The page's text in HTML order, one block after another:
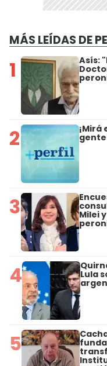
MÁS LEÍDAS DE
1 Asís:
2 ¡Mirá
3 Milei
4 Lula
5